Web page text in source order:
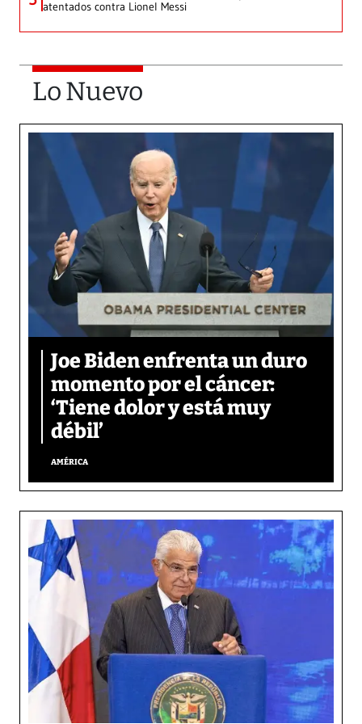
atentados contra Lionel Messi
Lo Nuevo
Joe Biden enfrenta un duro
momento por el cáncer:
‘Tiene dolor y está muy
débil’
AMÉRICA